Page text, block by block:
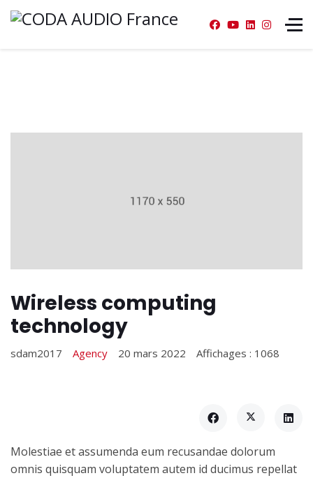
Wireless computing
technology
sdam2017 Agency 20 mars 2022 Affichages : 1068
Molestiae et assumenda eum recusandae dolorum
omnis quisquam voluptatem autem id ducimus repellat